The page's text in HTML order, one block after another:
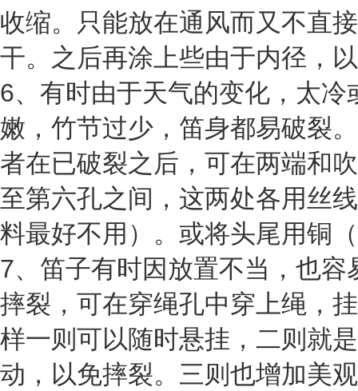
收缩。只能放在通风而又不直
干。之后再涂上些由于内径，
6、有时由于天气的变化，太冷
嫩，竹节过少，笛身都易破裂
者在已破裂之后，可在两端和
至第六孔之间，这两处各用丝
料最好不用）。或将头尾用铜
7、笛子有时因放置不当，也容
摔裂，可在穿绳孔中穿上绳，
样一则可以随时悬挂，二则就
动，以免摔裂。三则也增加美